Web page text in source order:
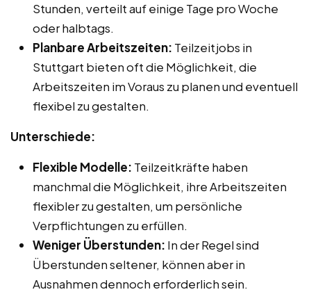
Stunden, verteilt auf einige Tage pro Woche
oder halbtags.
Planbare Arbeitszeiten: Teilzeitjobs in
Stuttgart bieten oft die Möglichkeit, die
Arbeitszeiten im Voraus zu planen und eventuell
flexibel zu gestalten.
Unterschiede:
Flexible Modelle: Teilzeitkräfte haben
manchmal die Möglichkeit, ihre Arbeitszeiten
flexibler zu gestalten, um persönliche
Verpflichtungen zu erfüllen.
Weniger Überstunden: In der Regel sind
Überstunden seltener, können aber in
Ausnahmen dennoch erforderlich sein.